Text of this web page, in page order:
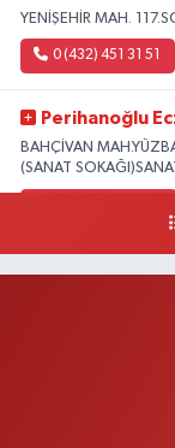
YENİŞEHİR MAH.
0 (432) 451 31 51
Perihanoğlu
BAHÇİVAN
(SANAT
BEYAZIT